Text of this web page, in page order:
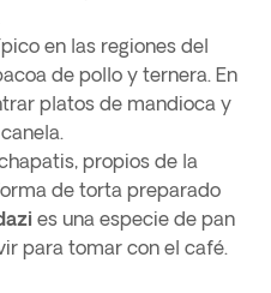
en las regiones del
de pollo y ternera. En
platos de mandioca y
propios de la
de torta preparado
es una especie de pan
para tomar con el café.